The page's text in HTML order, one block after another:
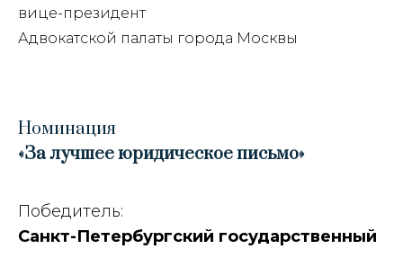
вице-президент
Адвокатской палаты города Москвы
Номинация
«За лучшее юридическое письмо»
Победитель:
Санкт-Петербургский государственный